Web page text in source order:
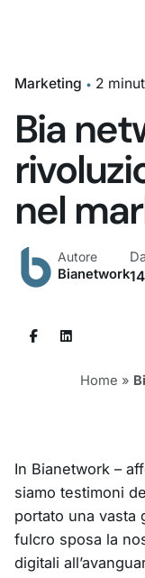
Marketing 2
Bia
nel
Autore
Bianetwork
Home »
In Bianetwork –
siamo testimoni
portato una vasta
fulcro sposa la
digitali